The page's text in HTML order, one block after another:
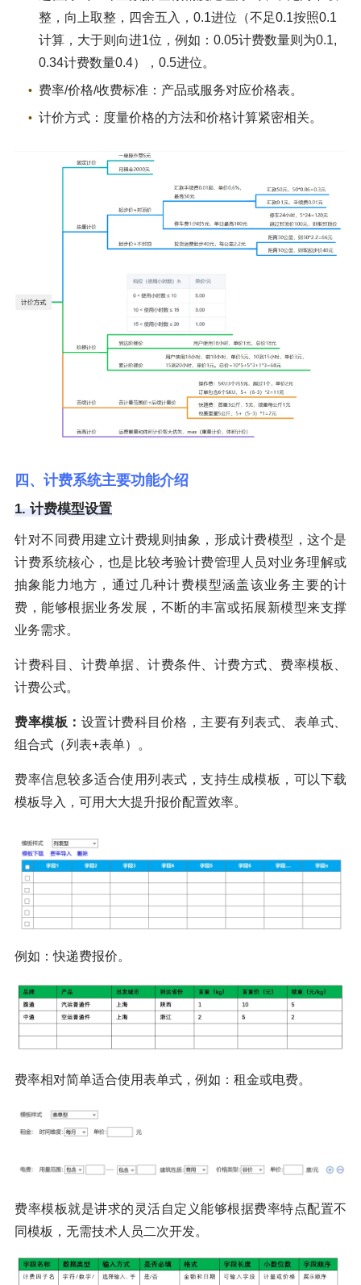
整，向上取整，四舍五入，0.1进位（不足0.1按照0.1
计算，大于则向进1位，例如：0.05计费数量则为0.1,
0.34计费数量0.4），0.5进位。
费率/价格/收费标准：产品或服务对应价格表。
计价方式：度量价格的方法和价格计算紧密相关。
四、计费系统主要功能介绍
1. 计费模型设置
针对不同费用建立计费规则抽象，形成计费模型，这个是
计费系统核心，也是比较考验计费管理人员对业务理解或
抽象能力地方，通过几种计费模型涵盖该业务主要的计
费，能够根据业务发展，不断的丰富或拓展新模型来支撑
业务需求。
计费科目、计费单据、计费条件、计费方式、费率模板、
计费公式。
费率模板： 设置计费科目价格，主要有列表式、表单式、
组合式（列表+表单）。
费率信息较多适合使用列表式，支持生成模板，可以下载
模板导入，可用大大提升报价配置效率。
例如：快递费报价。
费率相对简单适合使用表单式，例如：租金或电费。
费率模板就是讲求的灵活自定义能够根据费率特点配置不
同模板，无需技术人员二次开发。